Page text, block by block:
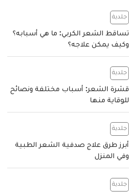
جلدية
تساقط الشعر الكربي: ما هي أسبابه؟
وكيف يمكن علاجه؟
جلدية
قشرة الشعر: أسباب مختلفة ونصائح
للوقاية منها
جلدية
أبرز طرق علاج صدفية الشعر الطبية
وفي المنزل
جلدية